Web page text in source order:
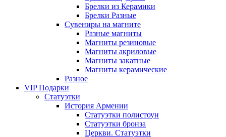
Брелки из Керамики
Брелки Разные
Сувениры на магните
Разные магниты
Магниты резиновые
Магниты акриловые
Магниты закатные
Магниты керамические
Разное
VIP Подарки
Статуэтки
История Армении
Статуэтки полистоун
Статуэтки бронза
Церкви. Статуэтки